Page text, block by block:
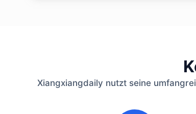
Xiangxiangdaily nutzt seine